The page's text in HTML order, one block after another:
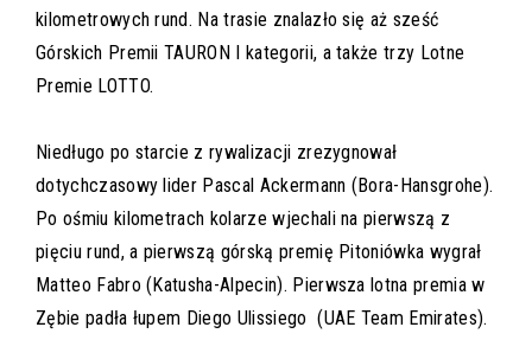
kilometrowych rund. Na trasie znalazło się aż sześć
Górskich Premii TAURON I kategorii, a także trzy Lotne
Premie LOTTO.
Niedługo po starcie z rywalizacji zrezygnował
dotychczasowy lider Pascal Ackermann (Bora-Hansgrohe).
Po ośmiu kilometrach kolarze wjechali na pierwszą z
pięciu rund, a pierwszą górską premię Pitoniówka wygrał
Matteo Fabro (Katusha-Alpecin). Pierwsza lotna premia w
Zębie padła łupem Diego Ulissiego (UAE Team Emirates).